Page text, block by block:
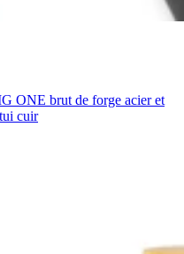
ONE brut de forge acier et
cuir